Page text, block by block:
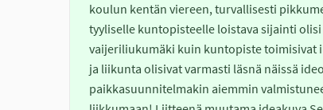
koulun kentän viereen, turvallisesti
tyyliselle kuntopisteelle loistava sijainti
vaijeriliukumäki kuin kuntopiste toimisivat
ja liikunta olisivat varmasti läsnä näissä
paikkasuunnitelmakin aiemmin